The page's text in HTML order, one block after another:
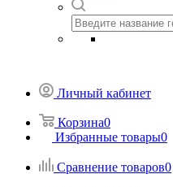
Личный кабинет
Корзина0
Избранные товары0
Сравнение товаров0